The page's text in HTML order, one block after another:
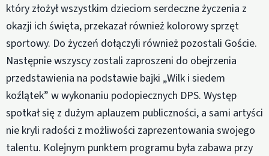
który złożył wszystkim dzieciom serdeczne życzenia z
okazji ich święta, przekazał również kolorowy sprzęt
sportowy. Do życzeń dołączyli również pozostali Goście.
Następnie wszyscy zostali zaproszeni do obejrzenia
przedstawienia na podstawie bajki „Wilk i siedem
koźlątek” w wykonaniu podopiecznych DPS. Występ
spotkał się z dużym aplauzem publiczności, a sami artyści
nie kryli radości z możliwości zaprezentowania swojego
talentu. Kolejnym punktem programu była zabawa przy